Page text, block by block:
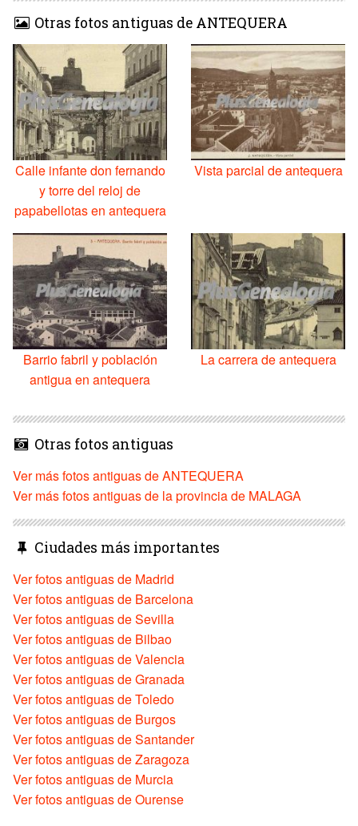
Otras fotos antiguas de ANTEQUERA
Calle infante don fernando
y torre del reloj de
papabellotas en antequera
Vista parcial de antequera
Barrio fabril y población
antigua en antequera
La carrera de antequera
Otras fotos antiguas
Ver más fotos antiguas de ANTEQUERA
Ver más fotos antiguas de la provincia de MALAGA
Ciudades más importantes
Ver fotos antiguas de Madrid
Ver fotos antiguas de Barcelona
Ver fotos antiguas de Sevilla
Ver fotos antiguas de Bilbao
Ver fotos antiguas de Valencia
Ver fotos antiguas de Granada
Ver fotos antiguas de Toledo
Ver fotos antiguas de Burgos
Ver fotos antiguas de Santander
Ver fotos antiguas de Zaragoza
Ver fotos antiguas de Murcia
Ver fotos antiguas de Ourense